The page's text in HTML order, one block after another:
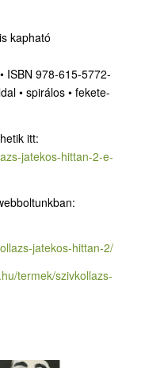
kapható
ISBN 978-615-5772-
• spirálos • fekete-
itt:
jatekos-hittan-2-e-
jatekos-hittan-2/
termek/szivkollazs-